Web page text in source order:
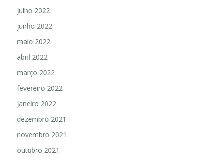
julho 2022
junho 2022
maio 2022
abril 2022
março 2022
fevereiro 2022
janeiro 2022
dezembro 2021
novembro 2021
outubro 2021